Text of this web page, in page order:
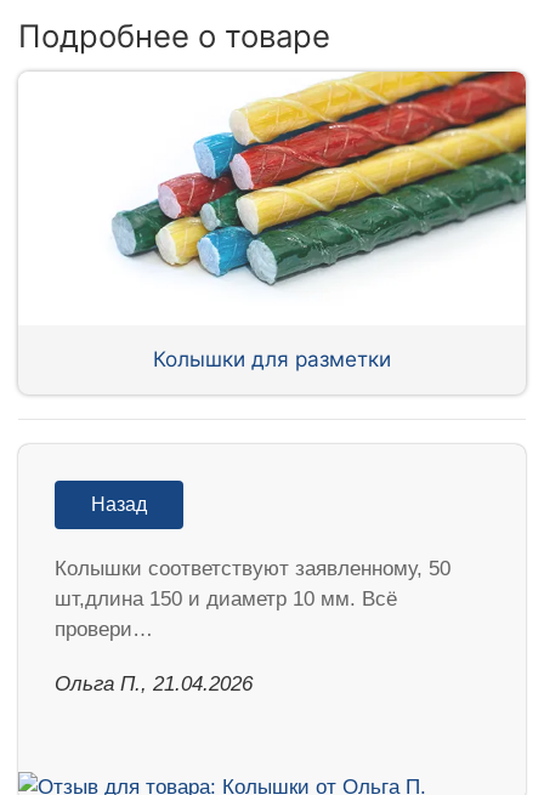
Подробнее о товаре
Колышки для разметки
Назад
Колышки соответствуют заявленному, 50
шт,длина 150 и диаметр 10 мм. Всё
провери…
Ольга П., 21.04.2026